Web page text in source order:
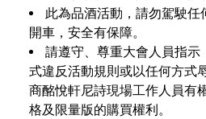
此為品酒活動，請勿駕駛
開車，安全有保障。
請遵守、尊重大會人員指
式違反活動規則或以任何方式
商酩悅軒尼詩現場工作人員有
格及限量版的購買權利。